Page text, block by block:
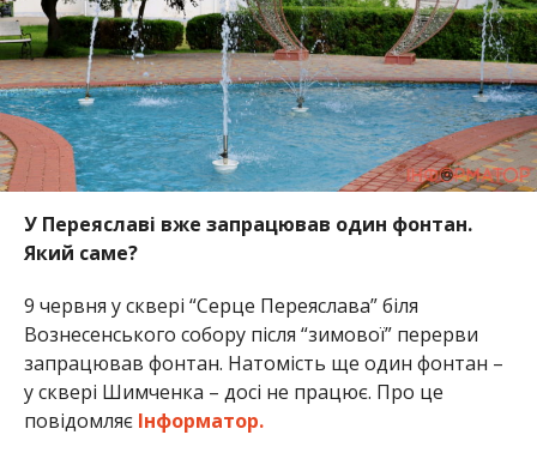
У Переяславі вже запрацював один фонтан.
Який саме?
9 червня у сквері “Серце Переяслава” біля
Вознесенського собору після “зимової” перерви
запрацював фонтан. Натомість ще один фонтан –
у сквері Шимченка – досі не працює. Про це
повідомляє Інформатор.